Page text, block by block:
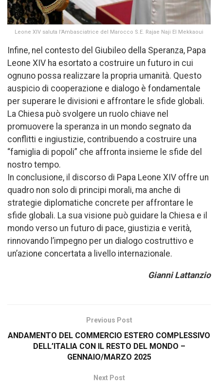
Leone XIV saluta l’Ambasciatrice del Marocco S.E. Rajae Naji El Mekkaoui
Infine, nel contesto del Giubileo della Speranza, Papa
Leone XIV ha esortato a costruire un futuro in cui
ognuno possa realizzare la propria umanità. Questo
auspicio di cooperazione e dialogo è fondamentale
per superare le divisioni e affrontare le sfide globali.
La Chiesa può svolgere un ruolo chiave nel
promuovere la speranza in un mondo segnato da
conflitti e ingiustizie, contribuendo a costruire una
“famiglia di popoli” che affronta insieme le sfide del
nostro tempo.
In conclusione, il discorso di Papa Leone XIV offre un
quadro non solo di principi morali, ma anche di
strategie diplomatiche concrete per affrontare le
sfide globali. La sua visione può guidare la Chiesa e il
mondo verso un futuro di pace, giustizia e verità,
rinnovando l’impegno per un dialogo costruttivo e
un’azione concertata a livello internazionale.
Gianni Lattanzio
Previous Post
ANDAMENTO DEL COMMERCIO ESTERO COMPLESSIVO
DELL’ITALIA CON IL RESTO DEL MONDO –
GENNAIO/MARZO 2025
Next Post